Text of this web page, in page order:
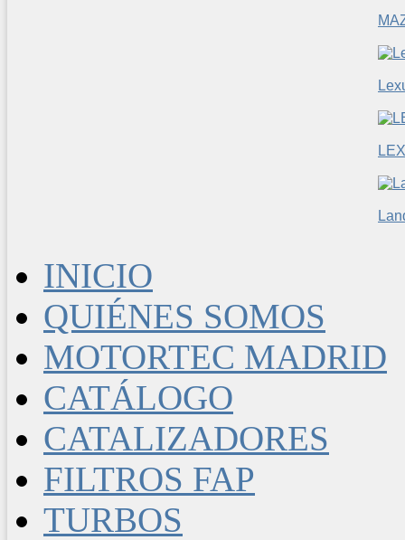
INICIO
QUIÉNES SOMOS
MOTORTEC MADRID
CATÁLOGO
CATALIZADORES
FILTROS FAP
TURBOS